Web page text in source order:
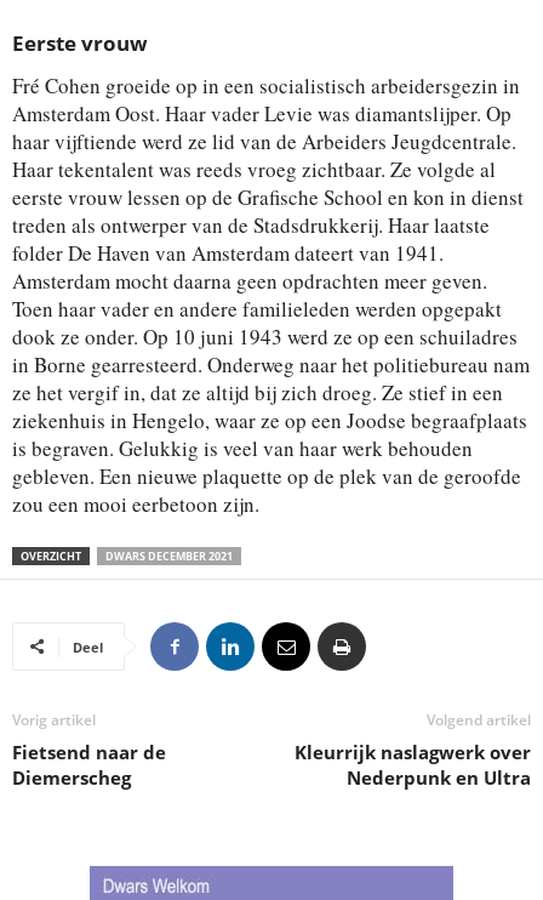
Eerste vrouw
Fré Cohen groeide op in een socialistisch arbeidersgezin in
Amsterdam Oost. Haar vader Levie was diamantslijper. Op
haar vijftiende werd ze lid van de Arbeiders Jeugdcentrale.
Haar tekentalent was reeds vroeg zichtbaar. Ze volgde al
eerste vrouw lessen op de Grafische School en kon in dienst
treden als ontwerper van de Stadsdrukkerij. Haar laatste
folder De Haven van Amsterdam dateert van 1941.
Amsterdam mocht daarna geen opdrachten meer geven.
Toen haar vader en andere familieleden werden opgepakt
dook ze onder. Op 10 juni 1943 werd ze op een schuiladres
in Borne gearresteerd. Onderweg naar het politiebureau nam
ze het vergif in, dat ze altijd bij zich droeg. Ze stief in een
ziekenhuis in Hengelo, waar ze op een Joodse begraafplaats
is begraven. Gelukkig is veel van haar werk behouden
gebleven. Een nieuwe plaquette op de plek van de geroofde
zou een mooi eerbetoon zijn.
OVERZICHT DWARS DECEMBER 2021
Deel
Vorig artikel
Fietsend naar de
Diemerscheg
Volgend artikel
Kleurrijk naslagwerk over
Nederpunk en Ultra